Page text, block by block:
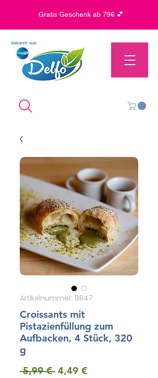
Gratis Geschenk ab 79€ 💕
bekannt aus
Artikelnummer: 9847
Croissants mit
Pistazienfüllung zum
Aufbacken, 4 Stück, 320
g
5,99 € Standardpreis
4,49 €Sale-